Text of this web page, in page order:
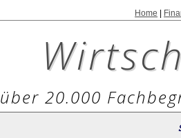
Home
über 20.000